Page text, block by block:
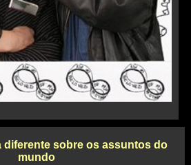
diferente sobre os assuntos do
mundo